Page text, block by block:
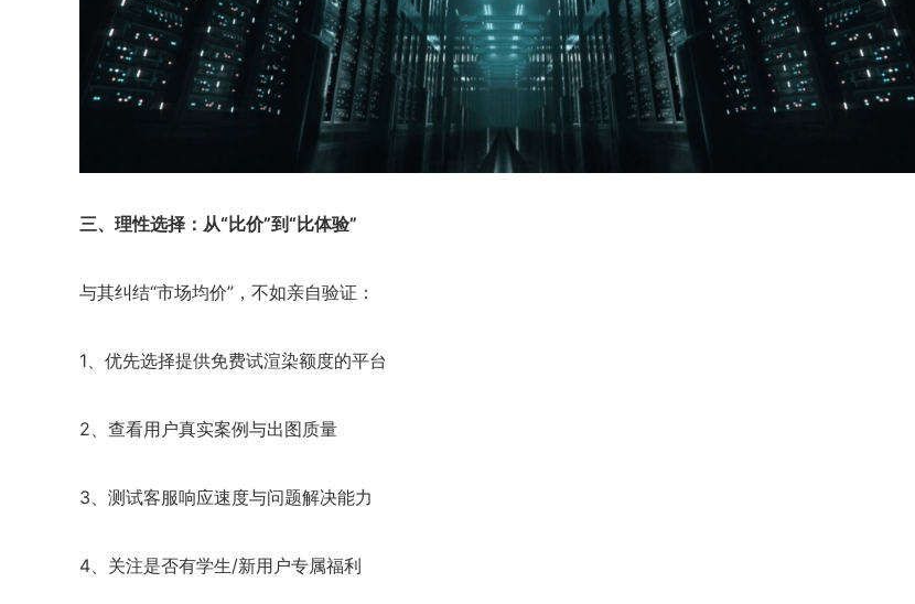
三、理性选择：从“比价”到“比体验”
与其纠结“市场均价”，不如亲自验证：
1、优先选择提供免费试渲染额度的平台
2、查看用户真实案例与出图质量
3、测试客服响应速度与问题解决能力
4、关注是否有学生/新用户专属福利